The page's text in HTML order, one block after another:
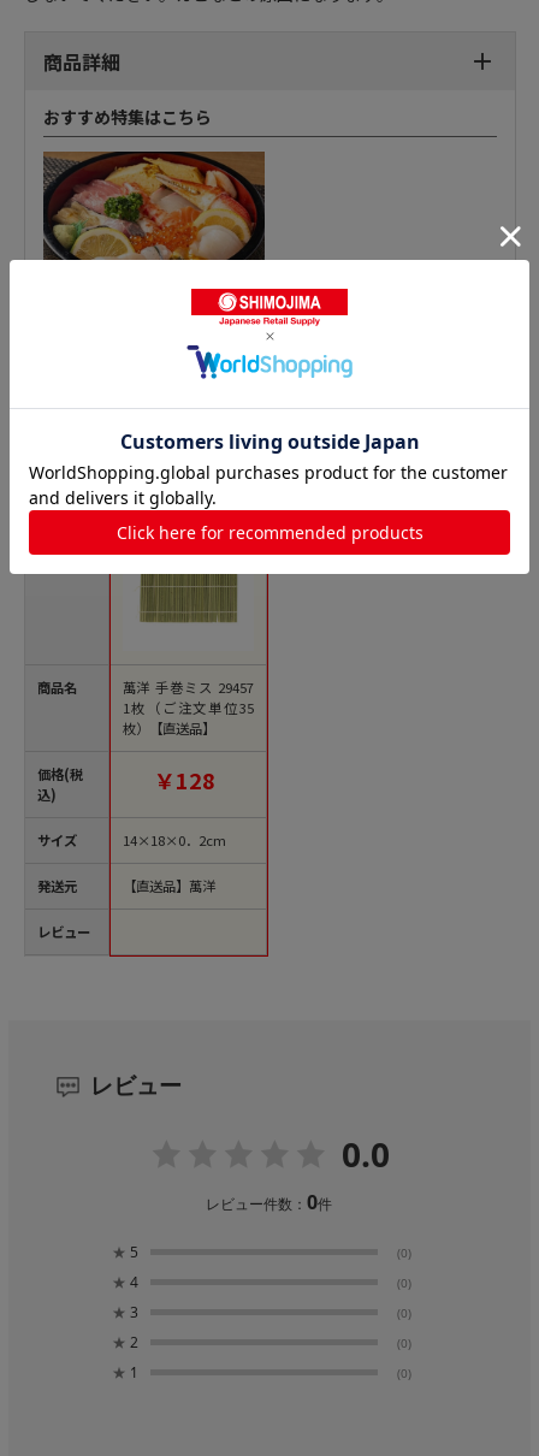
商品詳細
おすすめ特集はこちら
巻きすの人気商品との比較
商品名
価格(税
込)
サイズ
発送元
レビュー
萬洋 手巻ミス 29457
1枚（ご注文単位35
枚）【直送品】
￥128
14×18×0．2cm
【直送品】萬洋
レビュー
0.0
レビュー件数：0件
★ 5 (0)
★ 4 (0)
★ 3 (0)
★ 2 (0)
★ 1 (0)